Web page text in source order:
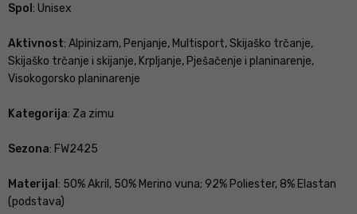
Spol : Unisex
Aktivnost: Alpinizam, Penjanje, Multisport, Skijaško trčanje,
Skijaško trčanje i skijanje, Krpljanje, Pješačenje i planinarenje,
Visokogorsko planinarenje
Kategorija: Za zimu
Sezona: FW2425
Materijal : 50% Akril, 50% Merino vuna; 92% Poliester, 8% Elastan
(podstava)